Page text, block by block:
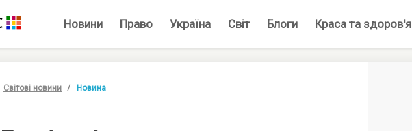
Новини Право Україна Світ Блоги Краса та здоров'я
Світові новини Новина